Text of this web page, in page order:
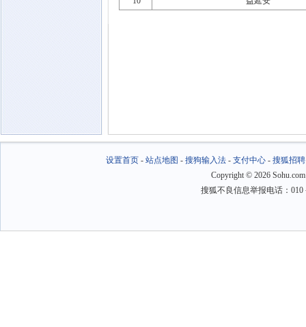
设置首页- 站点地图 - 搜狗输入法- 支付中心- 搜狐招聘
Copyright © 2026
搜狐不良信息举报电话：010